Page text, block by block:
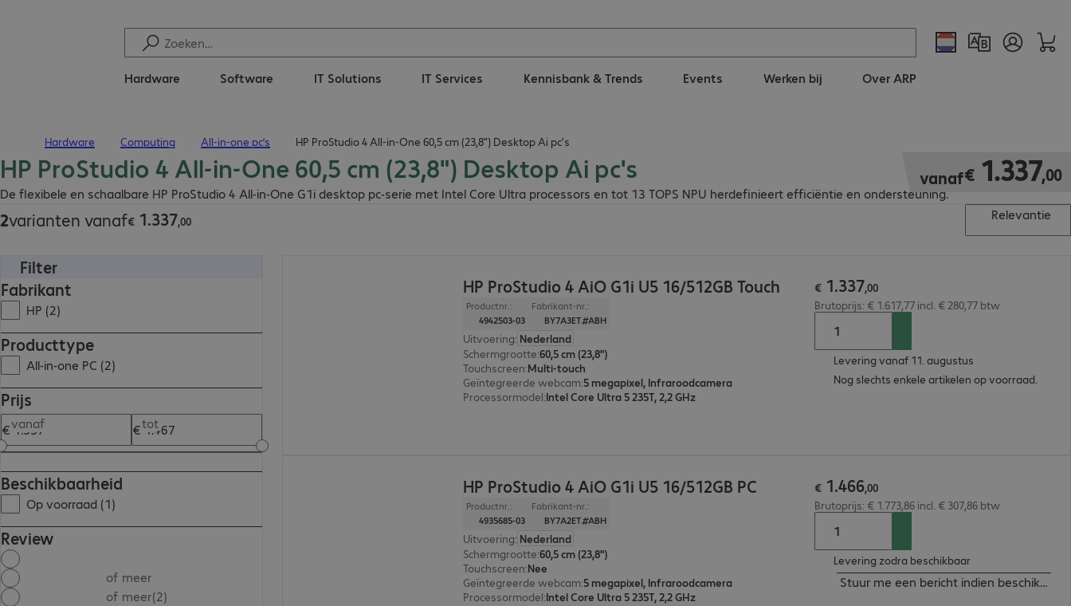
Hardware Software IT Solutions IT Services Kennisbank & Trends Events Werken bij Over ARP
Hardware Computing All-in-one pc’s HP ProStudio 4 All-in-One 60,5 cm (23,8") Desktop Ai pc's
HP ProStudio 4 All-in-One 60,5 cm (23,8") Desktop Ai pc's
De flexibele en schaalbare HP ProStudio 4 All-in-One G1i desktop pc-serie met Intel Core Ultra processors en tot 13 TOPS NPU herdefinieert efficiëntie en ondersteuning.
vanaf€ 1.337,00
€ 1.337,00
2varianten vanaf€ 1.337,00
€ 1.337,00
Relevantie
Filter
Fabrikant
HP (2)
Producttype
All-in-one PC (2)
Prijs
vanaf tot
Beschikbaarheid
Op voorraad (1)
Review
of meer
of meer(2)
HP ProStudio 4 AiO G1i U5 16/512GB Touch
Productnr.:
4942503-03
Fabrikant-nr.:
BY7A3ET#ABH
Uitvoering: Nederland
Schermgrootte:60,5 cm (23,8")
Touchscreen:Multi-touch
Geïntegreerde webcam:5 megapixel, Infraroodcamera
Processormodel:Intel Core Ultra 5 235T, 2,2 GHz
€ 1.337,00
Brutoprijs: € 1.617,77 incl. € 280,77 btw
Levering vanaf 11. augustus
Nog slechts enkele artikelen op voorraad.
HP ProStudio 4 AiO G1i U5 16/512GB PC
Productnr.:
4935685-03
Fabrikant-nr.:
BY7A2ET#ABH
Uitvoering: Nederland
Schermgrootte:60,5 cm (23,8")
Touchscreen:Nee
Geïntegreerde webcam:5 megapixel, Infraroodcamera
Processormodel:Intel Core Ultra 5 235T, 2,2 GHz
€ 1.466,00
Brutoprijs: € 1.773,86 incl. € 307,86 btw
Levering zodra beschikbaar
Stuur me een bericht indien beschikbaar